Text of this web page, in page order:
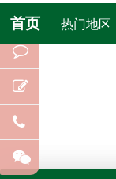
首页 热门地区